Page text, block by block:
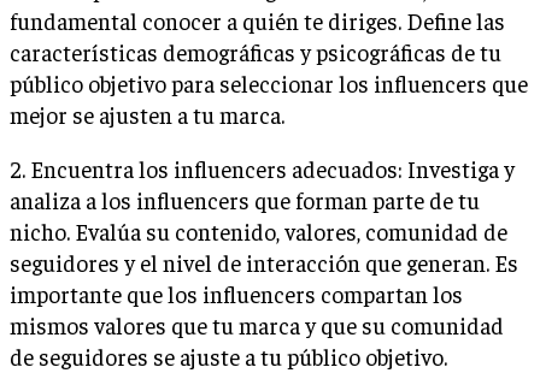
fundamental conocer a quién te diriges. Define las
características demográficas y psicográficas de tu
público objetivo para seleccionar los influencers que
mejor se ajusten a tu marca.
2. Encuentra los influencers adecuados: Investiga y
analiza a los influencers que forman parte de tu
nicho. Evalúa su contenido, valores, comunidad de
seguidores y el nivel de interacción que generan. Es
importante que los influencers compartan los
mismos valores que tu marca y que su comunidad
de seguidores se ajuste a tu público objetivo.